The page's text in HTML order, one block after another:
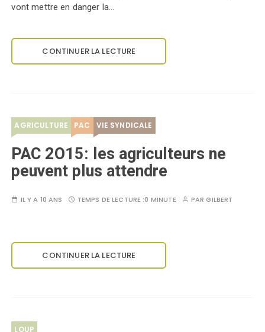
vont mettre en danger la…
CONTINUER LA LECTURE
AGRICULTURE PAC VIE SYNDICALE
PAC 2O15: les agriculteurs ne
peuvent plus attendre
IL Y A 10 ANS TEMPS DE LECTURE :0 MINUTE PARGILBERT
CONTINUER LA LECTURE
LOUP